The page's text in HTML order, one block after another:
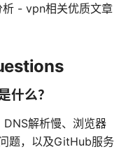
- vpn相关优质文章
什么？
解析慢、浏览器
题，以及GitHub服务